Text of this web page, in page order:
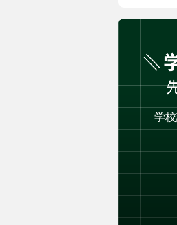
学